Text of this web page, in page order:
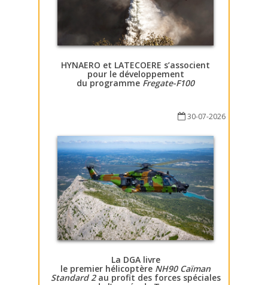
HYNAERO et LATECOERE s’associent
pour le développement
du programme Fregate-F100
30-07-2026
La DGA livre
le premier hélicoptère NH90 Caïman
Standard 2au profit des forces spéciales